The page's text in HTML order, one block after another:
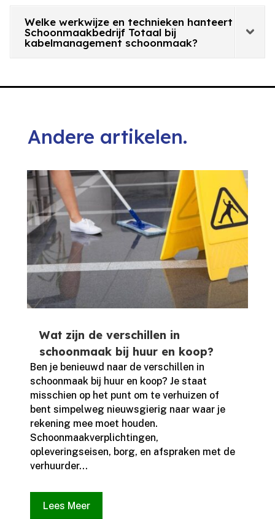
Welke werkwijze en technieken hanteert
Schoonmaakbedrijf Totaal bij
kabelmanagement schoonmaak?
Andere artikelen.
Wat zijn de verschillen in
schoonmaak bij huur en koop?
Ben je benieuwd naar de verschillen in
schoonmaak bij huur en koop? Je staat
misschien op het punt om te verhuizen of
bent simpelweg nieuwsgierig naar waar je
rekening mee moet houden.​
Schoonmaakverplichtingen,
opleveringseisen, borg, en afspraken met de
verhuurder...
Lees Meer